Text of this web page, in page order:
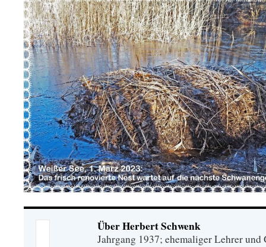
Über Herbert Schwenk
Jahrgang 1937; ehemaliger Lehrer